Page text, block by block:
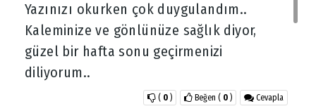
Yazınızı okurken çok duygulandım..
Kaleminize ve gönlünüze sağlık diyor,
güzel bir hafta sonu geçirmenizi
diliyorum..
Cevapla
Beğen ( 0 )
( 0 )